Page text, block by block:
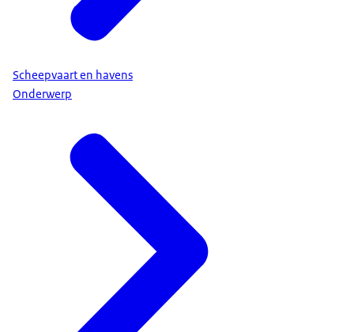
Scheepvaart en havens
Onderwerp